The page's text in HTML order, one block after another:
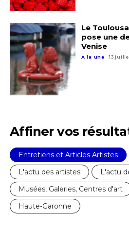
Adresse email*
Nom
Statut / Organisation
J'accepte lestermes et
Adresse email*
Nom
Prénom
Le
pose une
Venise
A la une 13
Affiner vos
Entretiens et Articles Artistes
L'actu des artistes
L'actu
Musées, Galeries, Centres d'art
Haute-Garonne